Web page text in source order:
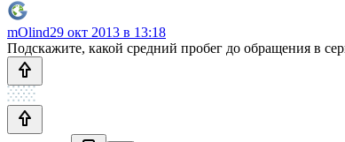
mOlind29 окт 2013 в 13:18
Подскажите, какой средний пробег до обращения в